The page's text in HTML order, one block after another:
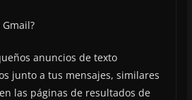
anuncios de texto
junto a tus mensajes, similares
las páginas de resultados de